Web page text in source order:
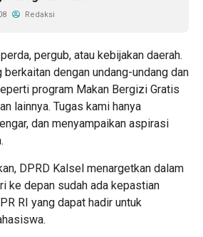
Redaksi
pergub, atau kebijakan daerah.
berkaitan dengan undang-undang dan
program Makan Bergizi Gratis
lainnya. Tugas kami hanya
dan menyampaikan aspirasi
DPRD Kalsel menargetkan dalam
ke depan sudah ada kepastian
RI yang dapat hadir untuk